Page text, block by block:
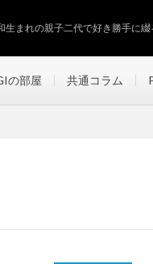
生まれの親子二代で好き勝手に
の部屋 共通コラム